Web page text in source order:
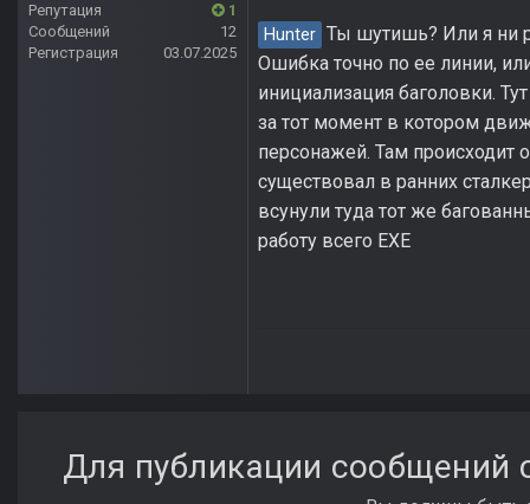
Репутация
1
Сообщений
12
Регистрация
03.07.2025
Hunter Ты шутишь? Или я ни
Ошибка точно по ее линии,
инициализация баголовки.
за тот момент в котором
персонажей. Там происходит
существовал в ранних
всунули туда тот же
работу всего EXE
Для публикации сообщений